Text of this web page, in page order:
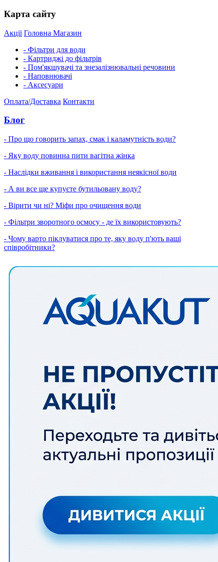
Карта сайту
Акції Головна Магазин
- Фільтри для води
- Картриджі до фільтрів
- Пом'якшувачі та знезалізнювальні речовини
- Наповнювачі
- Аксесуари
Оплата/Доставка Контакти
Блог
- Про що говорить запах, смак і каламутність води?
- Яку воду повинна пити вагітна жінка
- Наслідки вживання і використання неякісної води
- А ви все ще купуєте бутильовану воду?
- Вірити чи ні? Міфи про очищення води
- Фільтри зворотного осмосу - де їх використовують?
- Чому варто піклуватися про те, яку воду п'ють ваші
співробітники?